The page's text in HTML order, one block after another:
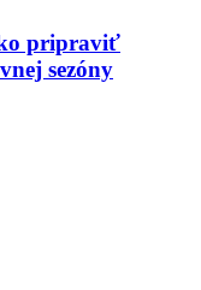
pripraviť
sezóny